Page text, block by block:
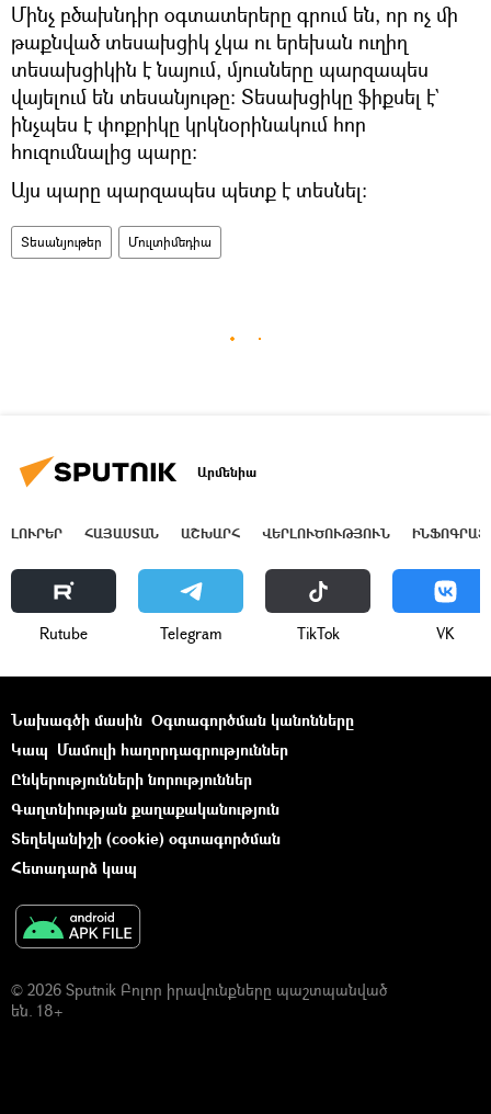
Մինչ բծախնդիր օգտատերերը գրում են, որ ոչ մի
թաքնված տեսախցիկ չկա ու երեխան ուղիղ
տեսախցիկին է նայում, մյուսները պարզապես
վայելում են տեսանյութը։ Տեսախցիկը ֆիքսել է`
ինչպես է փոքրիկը կրկնօրինակում հոր
հուզումնալից պարը։
Այս պարը պարզապես պետք է տեսնել։
Տեսանյութեր Մուլտիմեդիա
Արմենիա
ԼՈՒՐԵՐ ՀԱՅԱՍՏԱՆ ԱՇԽԱՐՀ ՎԵՐԼՈՒԾՈՒԹՅՈՒՆ
Rutube Telegram ТikТоk VK
Նախագծի մասին Օգտագործման կանոնները
Կապ Մամուլի հաղորդագրություններ
Ընկերությունների նորություններ
Գաղտնիության քաղաքականություն
Տեղեկանիշի (cookie) օգտագործման
Հետադարձ կապ
© 2026 Sputnik Բոլոր իրավունքները պաշտպանված
են. 18+